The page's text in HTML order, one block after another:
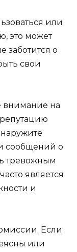
или
это может
заботится о
свои
внимание на
сообщений о
тревожным
является
и
Если
или